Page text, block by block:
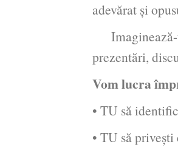
adevărat și
Imaginează-
prezentări,
Vom lucra
• TU să
• TU să